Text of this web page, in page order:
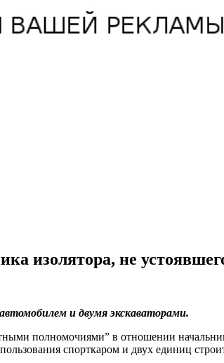
изолятора, не
и двумя экскаваторами.
полномочиями” в отношении
спорткаром и двух единиц